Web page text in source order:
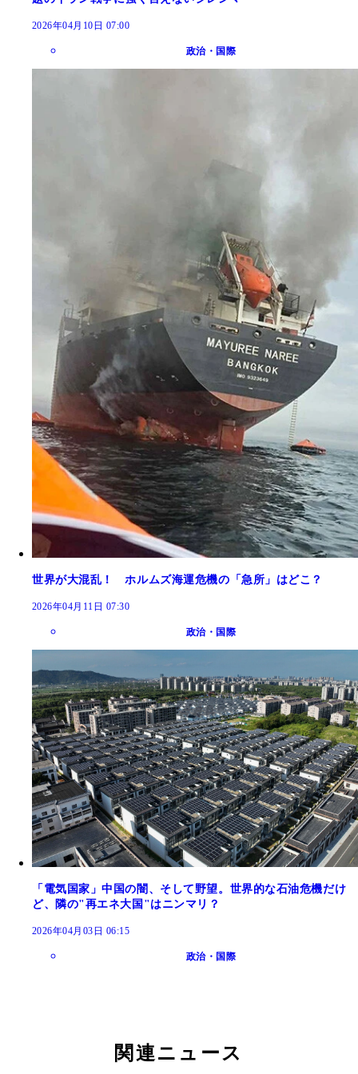
2026年04月10日 07:00
政治・国際
世界が大混乱！ ホルムズ海運危機の「急所」はどこ？
2026年04月11日 07:30
政治・国際
「電気国家」中国の闇、そして野望。世界的な石油危機だけ
ど、隣の"再エネ大国"はニンマリ？
2026年04月03日 06:15
政治・国際
関連ニュース